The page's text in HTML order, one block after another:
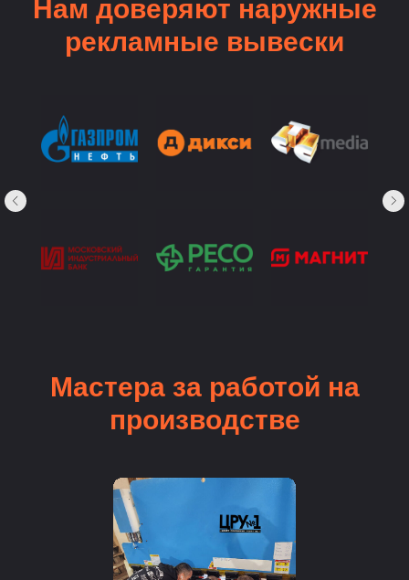
Нам доверяют наружные
рекламные вывески
Мастера за работой на
производстве